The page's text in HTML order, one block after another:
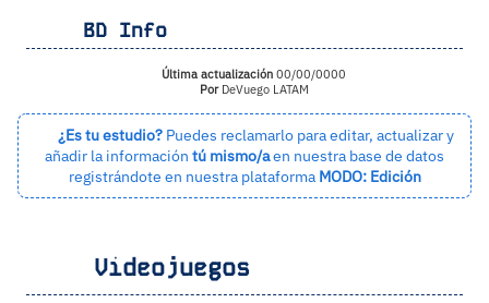
BD Info
Última actualización 00/00/0000
PorDeVuego LATAM
¿Es tu estudio? Puedes reclamarlo para editar, actualizar y
añadir la información tú mismo/aen nuestra base de datos
registrándote en nuestra plataforma MODO: Edición
Videojuegos